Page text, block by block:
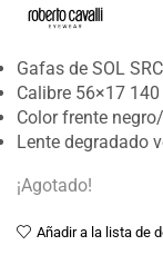
Gafas de SOL
Calibre 56×17 140
Color frente
Lente degradado
¡Agotado!
Añadir a la lista de